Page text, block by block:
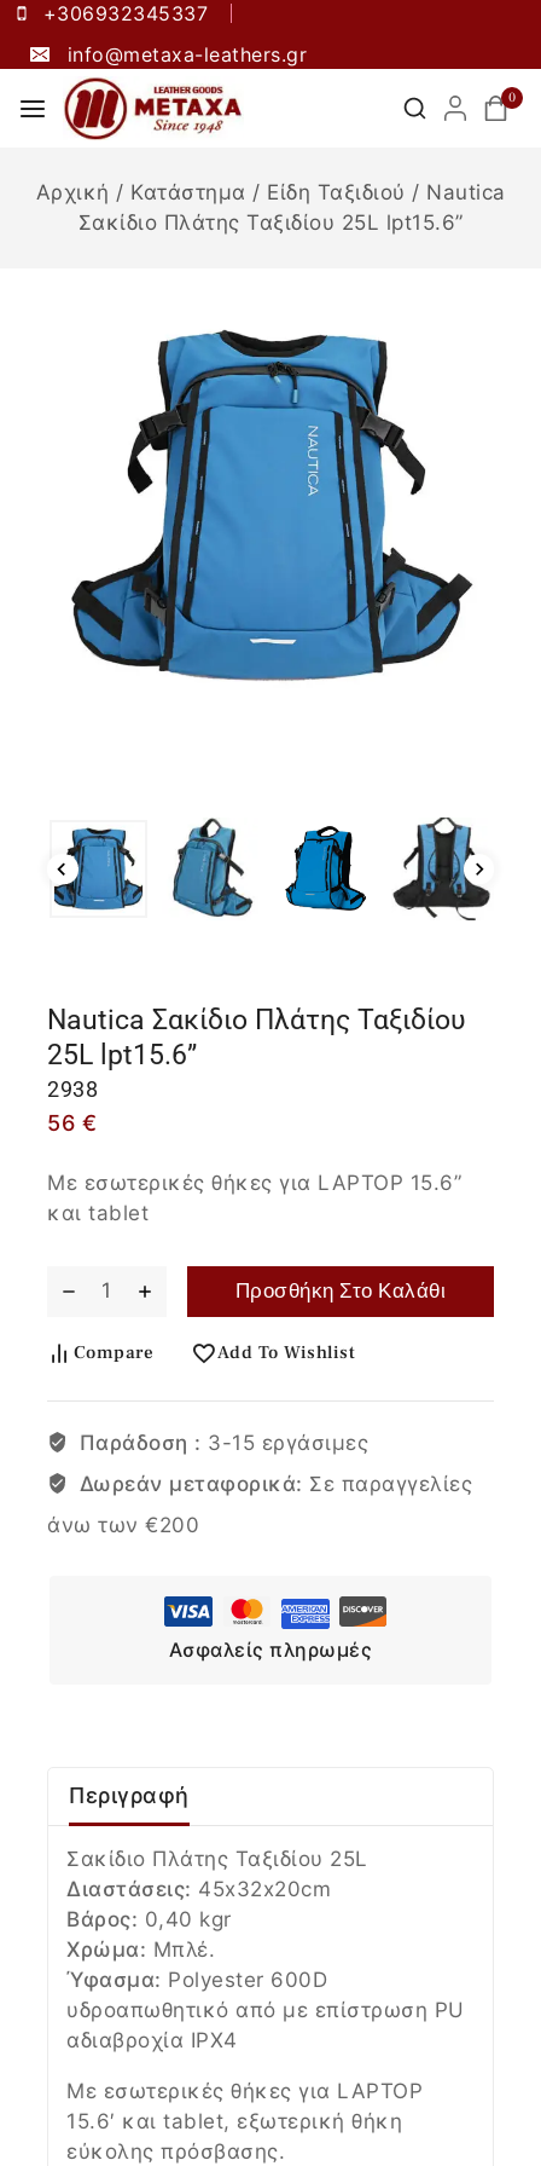
+306932345337
info@metaxa-leathers.gr
0
Αρχική / Κατάστημα / Είδη Ταξιδιού / Nautica
Σακίδιο Πλάτης Ταξιδίου 25L lpt15.6”
Nautica Σακίδιο Πλάτης Ταξιδίου
25L lpt15.6”
2938
56 €
Με εσωτερικές θήκες για LAPTOP 15.6”
και tablet
Προσθήκη Στο Καλάθι
Compare Add To Wishlist
Παράδοση : 3-15 εργάσιμες
Δωρεάν μεταφορικά: Σε παραγγελίες
άνω των €200
Ασφαλείς πληρωμές
Περιγραφή
Σακίδιο Πλάτης Ταξιδίου 25L
Διαστάσεις: 45x32x20cm
Βάρος: 0,40 kgr
Χρώμα: Μπλέ.
Ύφασμα: Polyester 600D
υδροαπωθητικό από με επίστρωση PU
αδιαβροχία IPX4
Με εσωτερικές θήκες για LAPTOP
15.6′ και tablet, εξωτερική θήκη
εύκολης πρόσβασης.